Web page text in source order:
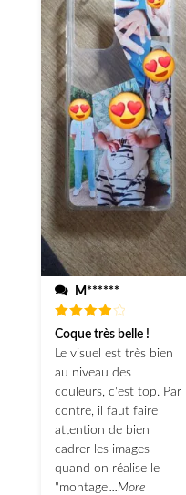
M******
Note4
sur 5
Coque très belle !
Le visuel est très bien
au niveau des
couleurs, c'est top. Par
contre, il faut faire
attention de bien
cadrer les images
quand on réalise le
"montage...More